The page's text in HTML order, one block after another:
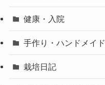
健康・入院
手作り・ハンドメイド
栽培日記